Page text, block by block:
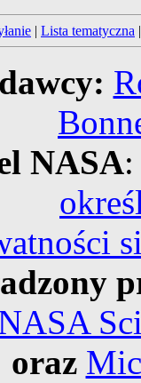
| Lista tematyczna
NASA
oraz